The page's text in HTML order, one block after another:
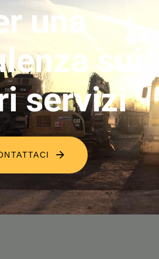
una
sui
servizi